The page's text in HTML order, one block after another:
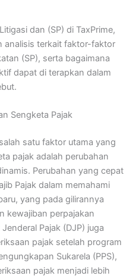
dan (SP) di TaxPrime,
analisis terkait faktor-faktor
(SP), serta bagaimana
dapat di terapkan dalam
Sengketa Pajak
satu faktor utama yang
pajak adalah perubahan
Perubahan yang cepat
Pajak dalam memahami
yang pada gilirannya
kewajiban perpajakan
Pajak (DJP) juga
pajak setelah program
Sukarela (PPS),
pajak menjadi lebih